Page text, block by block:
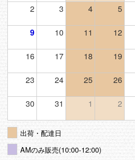
2 3 4 5
9 10 11 12
16 17 18 19
23 24 25 26
30 31 1 2
出荷・配達日
AMのみ販売(10:00-12:00)